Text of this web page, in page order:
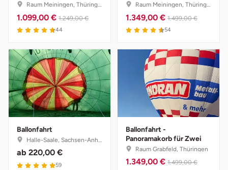
Raum Meiningen, Thüringen
1.099,00 € 1.249,00 €
44
Raum Meiningen, Thüringen
1.349,00 € 1.499,00 €
54
Ballonfahrt
Halle-Saale, Sachsen-Anhalt
ab 220,00 €
59
Ballonfahrt -
Panoramakorb für Zwei
Raum Grabfeld, Thüringen
1.349,00 € 1.499,00 €
Freiburg
Fulda
Fürstenfeldbruck
Fürth
Geiselwind
Gelnhausen
Gera